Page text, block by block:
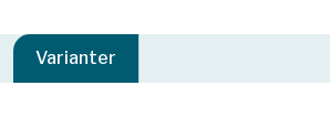
Varianter